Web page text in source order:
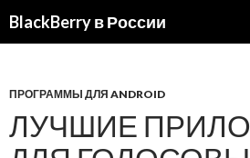
BlackBerry в России
ПРОГРАММЫ ДЛЯ ANDROID
ЛУЧШИЕ